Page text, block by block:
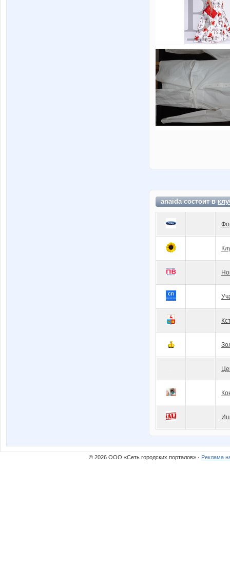
anaida состоит в
© 2026 ООО «Сеть городских порталов» · Реклама